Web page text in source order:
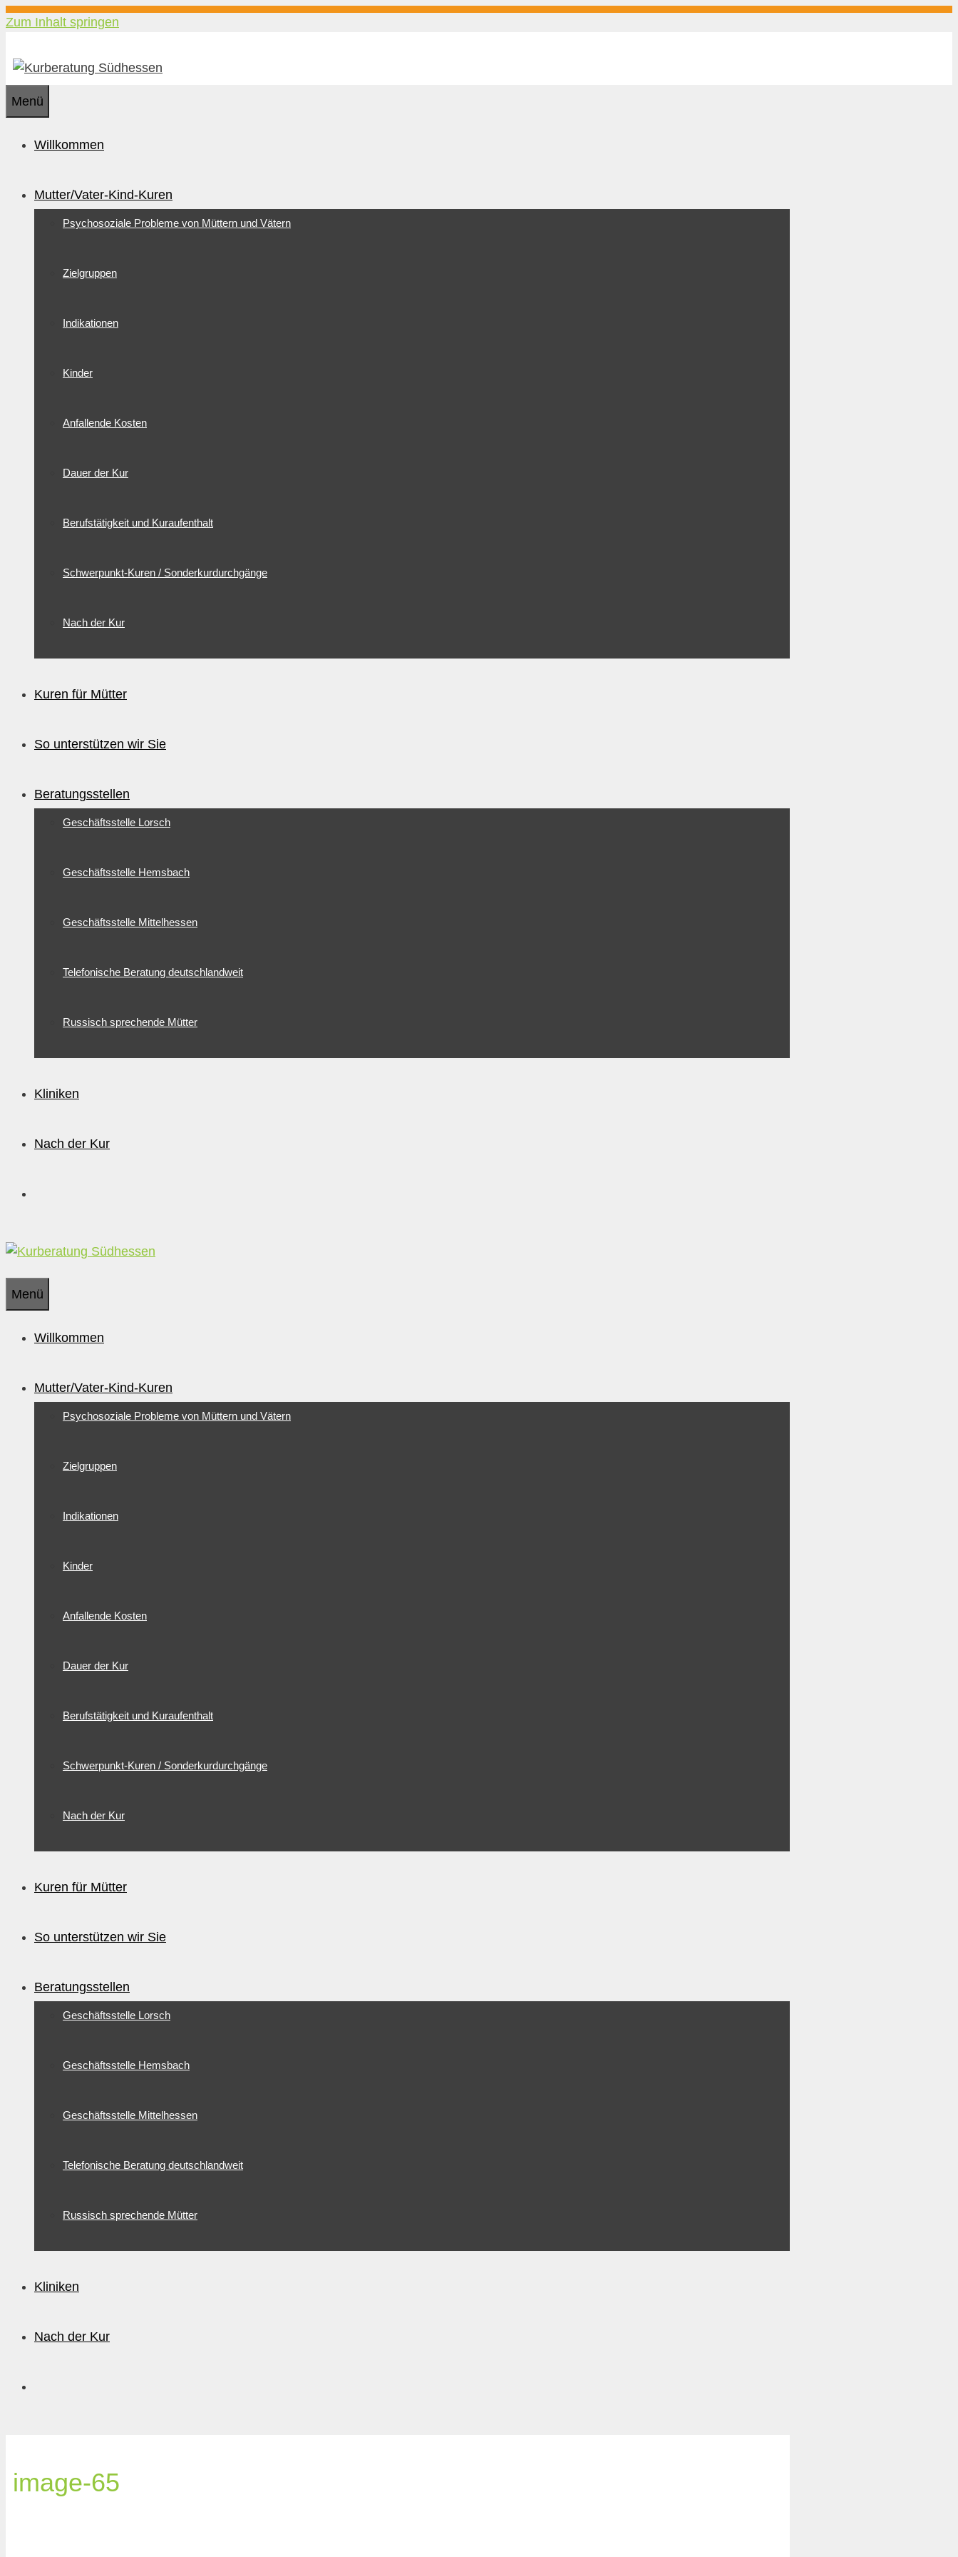
Zum Inhalt springen
Menü
Willkommen
Mutter/Vater-Kind-Kuren
Psychosoziale Probleme von Müttern und Vätern
Zielgruppen
Indikationen
Kinder
Anfallende Kosten
Dauer der Kur
Berufstätigkeit und Kuraufenthalt
Schwerpunkt-Kuren / Sonderkurdurchgänge
Nach der Kur
Kuren für Mütter
So unterstützen wir Sie
Beratungsstellen
Geschäftsstelle Lorsch
Geschäftsstelle Hemsbach
Geschäftsstelle Mittelhessen
Telefonische Beratung deutschlandweit
Russisch sprechende Mütter
Kliniken
Nach der Kur
Menü
Willkommen
Mutter/Vater-Kind-Kuren
Psychosoziale Probleme von Müttern und Vätern
Zielgruppen
Indikationen
Kinder
Anfallende Kosten
Dauer der Kur
Berufstätigkeit und Kuraufenthalt
Schwerpunkt-Kuren / Sonderkurdurchgänge
Nach der Kur
Kuren für Mütter
So unterstützen wir Sie
Beratungsstellen
Geschäftsstelle Lorsch
Geschäftsstelle Hemsbach
Geschäftsstelle Mittelhessen
Telefonische Beratung deutschlandweit
Russisch sprechende Mütter
Kliniken
Nach der Kur
image-65